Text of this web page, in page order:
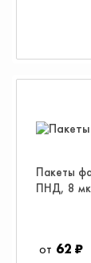
Пакеты
ПНД, 8
62 ₽